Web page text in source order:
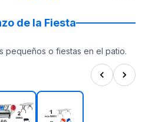
de la Fiesta
pequeños o fiestas en el patio.